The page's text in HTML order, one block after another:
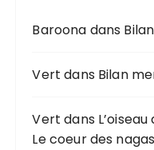
e
o
r
Baroona dans
Vert dans Bilan
Vert dans
Le coeur des